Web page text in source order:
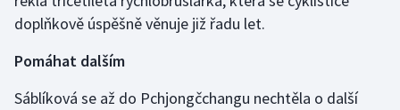
doplňkově úspěšně věnuje již řadu let.
Pomáhat dalším
Sáblíková se až do Pchjongčchangu nechtěla o další